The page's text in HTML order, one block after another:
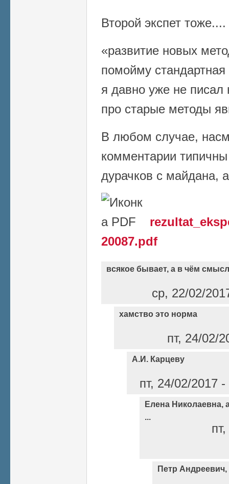
Второй экспет тоже....
«развитие новых
помойму
я давно уже не писал
про старые методы
В любом случае,
комментарии
дурачков с майдана,
20087.pdf
всякое бывает, а в чём
ср, 22/02/
хамство это норма
пт, 24/02/
А.И. Карцеву
пт, 24/02/2017
Елена Николаевна,
...
Петр Андреевич,